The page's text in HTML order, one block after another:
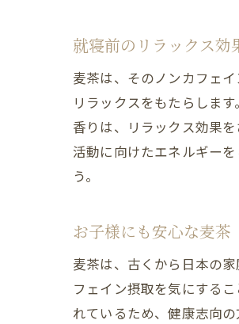
就寝前のリラックス効
麦茶は、そのノンカフェ
リラックスをもたらしま
香りは、リラックス効果
活動に向けたエネルギー
う。
お子様にも安心な麦茶
麦茶は、古くから日本の
フェイン摂取を気にする
れているため、健康志向